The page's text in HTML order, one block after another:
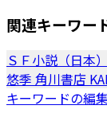
関連キーワー
ＳＦ小説（日本）
悠季 角川書店
キーワードの編集